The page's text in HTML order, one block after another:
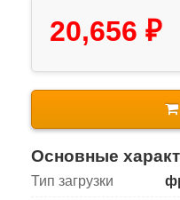
20,656 ₽
Основные
Тип загрузки